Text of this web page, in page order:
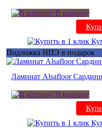
В корзину
Подложка НПЭ в подарок
Ламинат Alsafloor
В корзину